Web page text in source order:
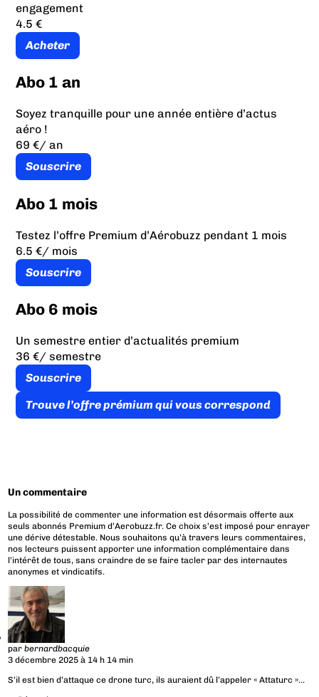
engagement
4.5 €
Acheter
Abo 1 an
Soyez tranquille pour une année entière d’actus
aéro !
69 €/ an
Souscrire
Abo 1 mois
Testez l’offre Premium d’Aérobuzz pendant 1 mois
6.5 €/ mois
Souscrire
Abo 6 mois
Un semestre entier d’actualités premium
36 €/ semestre
Souscrire
Trouve l’offre prémium qui vous correspond
Un commentaire
La possibilité de commenter une information est désormais offerte aux
seuls abonnés Premium d’Aerobuzz.fr. Ce choix s’est imposé pour enrayer
une dérive détestable. Nous souhaitons qu’à travers leurs commentaires,
nos lecteurs puissent apporter une information complémentaire dans
l’intérêt de tous, sans craindre de se faire tacler par des internautes
anonymes et vindicatifs.
parbernardbacquie
3 décembre 2025 à 14 h 14 min
S’il est bien d’attaque ce drone turc, ils auraient dû l’appeler « Attaturc »…